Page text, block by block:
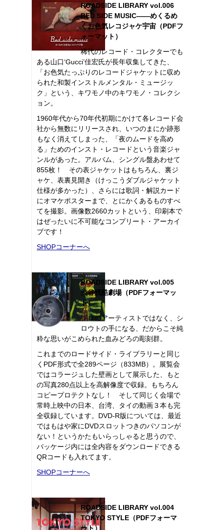
ROADSIDE LIBRARY vol.006
BED SIDE MUSIC――めくるめ
くお色気レコジャケ宇宙（PDFフ
ォーマット）
稀代のレコード・コレクターでも
ある山口‘Gucci’佳宏氏が長年収集してきた、
「お色気たっぷりのレコードジャケットに収め
られた和製インストルメンタル・ミュージッ
ク」という、キワモノ中のキワモノ・コレクシ
ョン。
1960年代から70年代初期にかけて各レコード会
社から無数にリリースされ、いつのまにか跡形
もなく消えてしまった、「夜のムードを高め
る」ためのインスト・レコードという音楽ジャ
ンルがあった。アルバム、シングル盤あわせて
855枚！ その表ジャケットはもちろん、裏ジ
ャケ、表裏見開き（けっこうダブルジャケット
仕様が多かった）、さらには歌詞・解説カード
にオマケポスターまで、とにかくあるものすべ
てを撮影。画像数2660カットという、印刷本で
はぜったいに不可能なコンプリート・アーカイ
ブです！
SHOPコーナーへ
ROADSIDE LIBRARY vol.005
渋谷残酷劇場（PDFフォーマッ
ト）
プロのアーティストではなく、シ
ロウトの手になる、だからこそ純
粋な思いがこめられた血みどろの彫刻群。
これまでのロードサイド・ライブラリーと同じ
くPDF形式で全289ページ（833MB）。展覧会
ではコラージュした壁画として展示した、もと
の写真280点以上を高解像度で収録。もちろん
コピープロテクトなし！ そして同じく会場で
常時上映中の日本、台湾、タイの動画３本も完
全収録しています。DVD-R版については、最近
ではもはや家にDVDスロットつきのパソコンが
ない！というかたもいらっしゃると思うので、
パッケージ内には全内容をダウンロードできる
QRコードも入れてます。
SHOPコーナーへ
ROADSIDE LIBRARY vol.004
TOKYO STYLE（PDFフォーマ
ット）